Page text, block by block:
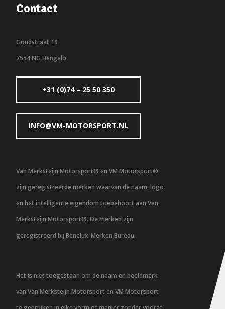
Contact
Goudstraat 19
7554 NG Hengelo
+31 (0)74 – 25 50 350
INFO@VM-MOTORSPORT.NL
Van Merksteijn Motorsport® en VM Motorsport®
zijn geregistreerde merken waarvan de naam, logo
en het intelligente eigendom toebehoort aan Van
Merksteijn Motorsport®. De merken zijn
geregistreerd bij Benelux-Merken Bureau.
Het is niet toegestaan om de naam en beeldmerk
van Van Merksteijn Motorsport en VM Motorsport